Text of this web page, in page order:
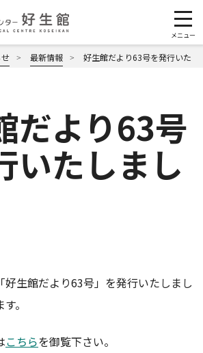
最新情報 好生館だより63号を発行いたし
だより63号
いたしまし
好生館だより63号」を発行いたしまし
。
こちらを御覧下さい。